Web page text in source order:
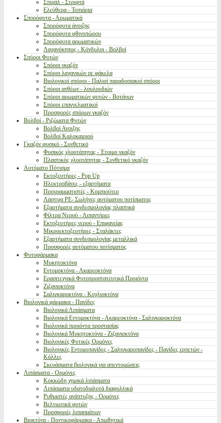
Σπιράλ - Στριφτά
Ελεύθερα - Τοπιάρια
Σπορόφυτα - Αρωματικά
Σπορόφυτα άνοιξης
Σπορόφυτα φθινοπώρου
Σπορόφυτα αρωματικών
Λαχανόκηπος - Κόνδυλοι - Βολβοί
Σπόροι Φυτών
Σπόροι γκαζόν
Σπόροι λαχανικών σε φάκελα
Βιολογικοί σπόροι - Παλιοί παραδοσιακοί σπόροι
Σπόροι ανθέων - λουλουδιών
Σπόροι αρωματικών φυτών - Βοτάνων
Σπόροι επαγγελματικοί
Προσφορές σπόρων γκαζόν
Βολβοί - Ριζώματα Φυτών
Βολβοί Ανοιξης
Βολβοί Καλοκαιριού
Γκαζόν φυσικό - Συνθετικό
Φυσικός χλοοτάπητας - Έτοιμο γκαζόν
Πλαστικός χλοοτάπητας - Συνθετικό γκαζόν
Αυτόματο Πότισμα
Εκτοξευτήρες - Pop Up
Ηλεκτροβάνες - εξαρτήματα
Προγραμματιστές - Κομπιούτερ
Λάστιχα PE- Σωλήνες αυτόματου ποτίσματος
Εξαρτήματα συνδεσμολογίας πλαστικά
Φίλτρα Νερού - Λιπαντήρες
Εκτοξευτήρες νερού - Επιφανείας
Μικροεκτοξευτήρες - Σταλάκτες
Εξαρτήματα συνδεσμολογίας μεταλλικά
Προσφορές αυτόματου ποτίσματος
Φυτοφάρμακα
Μυκητοκτόνα
Εντομοκτόνα - Ακαρεοκτόνα
Ερασιτεχνικά Φυτοπροστατευτικά Προιόντα
Ζιζανιοκτόνα
Σαλιγκαροκτόνα - Κοχλιοκτόνα
Βιολογικά φάρμακα - Παγίδες
Βιολογικά Λιπάσματα
Βιολογικά Εντομοκτόνα - Ακαρεοκτόνα - Σαλιγκαροκτόνα
Βιολογικά προιόντα προστασίας
Βιολογικά Μυκητοκτόνα - Ζιζανιοκτόνα
Βιολογικές Φυτικές Ορμόνες
Βιολογικές Εντομοπαγίδες - Σαλιγκαροπαγίδες - Παγίδες ερπετών -
Κόλλες
Σκευάσματα βιολογικά για απεντομώσεις
Λιπάσματα - Ορμόνες
Κοκκώδη χημικά λιπάσματα
Λιπάσματα υδατοδιαλυτά διαφυλλικά
Ρυθμιστές ανάπτυξης - Ορμόνες
Βελτιωτικά φυτών
Προσφορές λιπασμάτων
Βιοκτόνα - Ποντικοφάρμακα - Απωθητικά